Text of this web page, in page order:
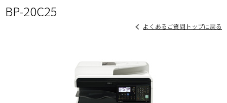
BP-20C25
よくあるご質問トップに戻る